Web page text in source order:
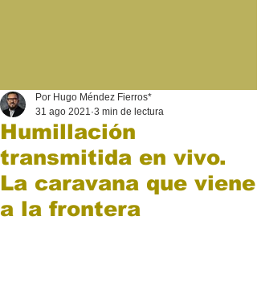
Humillación
transmitida en vivo.
La caravana que viene
a la frontera
Por Hugo Méndez Fierros*
31 ago 2021 3 min de lectura